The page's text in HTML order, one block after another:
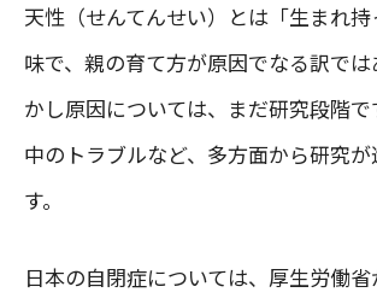
天性（せんてんせい）とは「生まれ
味で、親の育て方が原因でなる訳で
かし原因については、まだ研究段階
中のトラブルなど、多方面から研究が
す。
日本の自閉症については、厚生労働